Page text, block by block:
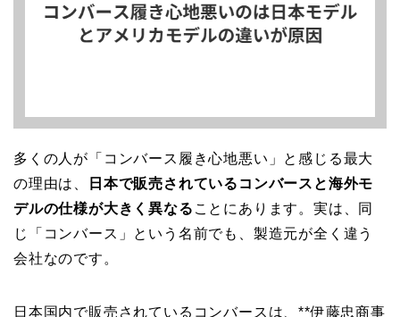
多くの人が「コンバース履き心地悪い」と感じる最大
の理由は、
日本で販売されているコンバースと海外モ
デルの仕様が大きく異なる ことにあります。実は、同
じ「コンバース」という名前でも、製造元が全く違う
会社なのです。
日本国内で販売されているコンバースは、**伊藤忠商事